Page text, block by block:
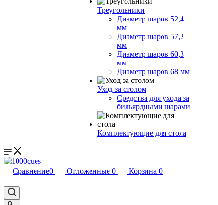
Треугольники
Диаметр шаров 52,4
мм
Диаметр шаров 57,2
мм
Диаметр шаров 60,3
мм
Диаметр шаров 68 мм
Уход за столом
Средства для ухода за
бильярдными шарами
Комплектующие для стола
Сравнение0 Отложенные 0 Корзина 0